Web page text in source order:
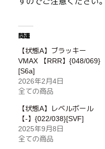
関連
【状態A】ブラッキー
VMAX 【RRR】{048/069}
[S6a]
2026年2月4日
全ての商品
【状態A】レベルボール
【-】{022/038}[SVF]
2025年9月8日
全ての商品